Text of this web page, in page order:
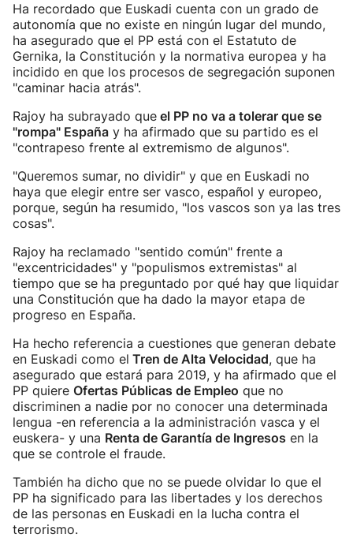
Ha recordado que Euskadi cuenta con un grado de
autonomía que no existe en ningún lugar del mundo,
ha asegurado que el PP está con el Estatuto de
Gernika, la Constitución y la normativa europea y ha
incidido en que los procesos de segregación suponen
"caminar hacia atrás".
Rajoy ha subrayado que el PP no va a tolerar que se
"rompa" España y ha afirmado que su partido es el
"contrapeso frente al extremismo de algunos".
"Queremos sumar, no dividir" y que en Euskadi no
haya que elegir entre ser vasco, español y europeo,
porque, según ha resumido, "los vascos son ya las tres
cosas".
Rajoy ha reclamado "sentido común" frente a
"excentricidades" y "populismos extremistas" al
tiempo que se ha preguntado por qué hay que liquidar
una Constitución que ha dado la mayor etapa de
progreso en España.
Ha hecho referencia a cuestiones que generan debate
en Euskadi como el Tren de Alta Velocidad, que ha
asegurado que estará para 2019, y ha afirmado que el
PP quiere Ofertas Públicas de Empleo que no
discriminen a nadie por no conocer una determinada
lengua -en referencia a la administración vasca y el
euskera- y una Renta de Garantía de Ingresos en la
que se controle el fraude.
También ha dicho que no se puede olvidar lo que el
PP ha significado para las libertades y los derechos
de las personas en Euskadi en la lucha contra el
terrorismo.